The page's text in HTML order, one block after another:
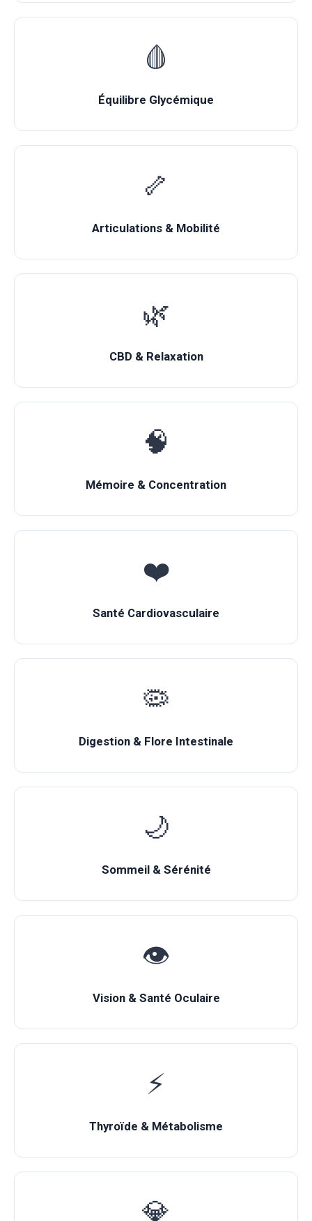
🩸
Équilibre Glycémique
🦴
Articulations & Mobilité
🌿
CBD & Relaxation
🧠
Mémoire & Concentration
❤️
Santé Cardiovasculaire
🦠
Digestion & Flore Intestinale
🌙
Sommeil & Sérénité
👁️
Vision & Santé Oculaire
⚡
Thyroïde & Métabolisme
💎